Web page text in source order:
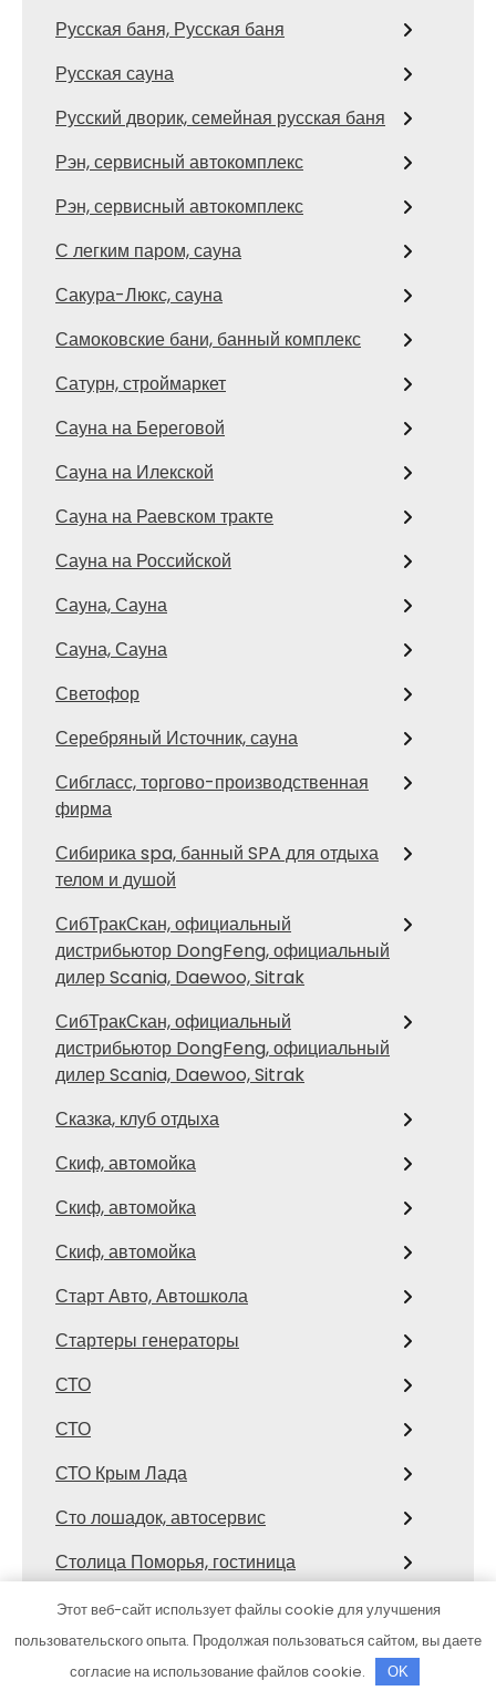
Русская баня, Русская баня
Русская сауна
Русский дворик, семейная русская баня
Рэн, сервисный автокомплекс
Рэн, сервисный автокомплекс
С легким паром, сауна
Сакура-Люкс, сауна
Самоковские бани, банный комплекс
Сатурн, строймаркет
Сауна на Береговой
Сауна на Илекской
Сауна на Раевском тракте
Сауна на Российской
Сауна, Сауна
Сауна, Сауна
Светофор
Серебряный Источник, сауна
Сибгласс, торгово-производственная
фирма
Сибирика spa, банный SPA для отдыха
телом и душой
СибТракСкан, официальный
дистрибьютор DongFeng, официальный
дилер Scania, Daewoo, Sitrak
СибТракСкан, официальный
дистрибьютор DongFeng, официальный
дилер Scania, Daewoo, Sitrak
Сказка, клуб отдыха
Скиф, автомойка
Скиф, автомойка
Скиф, автомойка
Старт Авто, Автошкола
Стартеры генераторы
СТО
СТО
СТО Крым Лада
Сто лошадок, автосервис
Столица Поморья, гостиница
Строитель, семейный спортивный
комплекс
Сфера, семейный загородный
Этот веб-сайт использует файлы cookie для улучшения
пользовательского опыта. Продолжая пользоваться сайтом, вы даете
согласие на использование файлов cookie.
OK